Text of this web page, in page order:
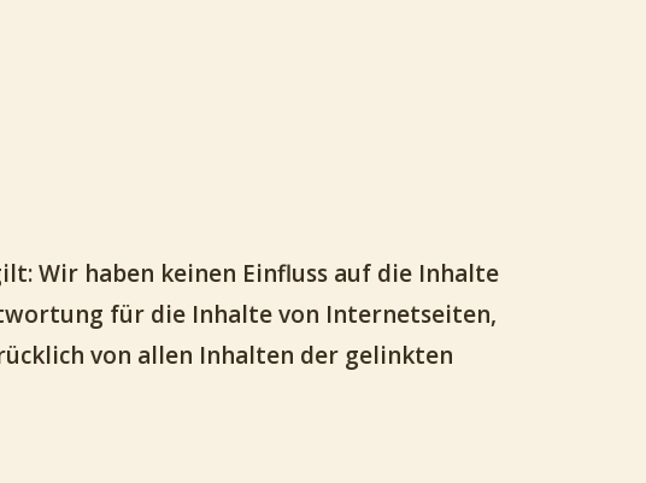
Wir haben keinen Einfluss auf die Inhalte
für die Inhalte von Internetseiten,
von allen Inhalten der gelinkten